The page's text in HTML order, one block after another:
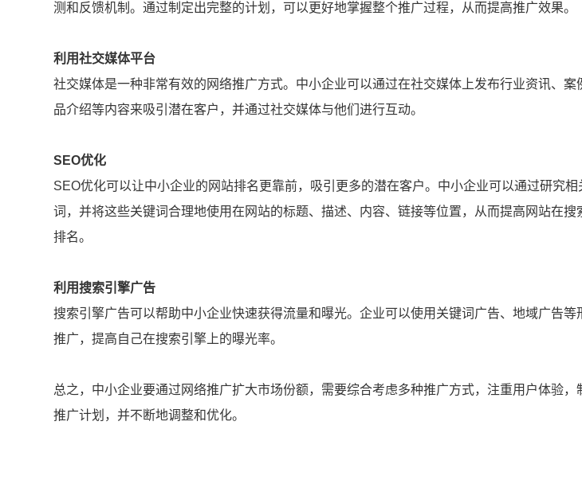
测和反馈机制。通过制定出完整的计划，可以更好地掌握整个推广过程，从而提高推广效果。
利用社交媒体平台
社交媒体是一种非常有效的网络推广方式。中小企业可以通过在社交媒体上发布行业资讯、案
品介绍等内容来吸引潜在客户，并通过社交媒体与他们进行互动。
SEO优化
SEO优化可以让中小企业的网站排名更靠前，吸引更多的潜在客户。中小企业可以通过研究相
词，并将这些关键词合理地使用在网站的标题、描述、内容、链接等位置，从而提高网站在搜
排名。
利用搜索引擎广告
搜索引擎广告可以帮助中小企业快速获得流量和曝光。企业可以使用关键词广告、地域广告等
推广，提高自己在搜索引擎上的曝光率。
总之，中小企业要通过网络推广扩大市场份额，需要综合考虑多种推广方式，注重用户体验，
推广计划，并不断地调整和优化。